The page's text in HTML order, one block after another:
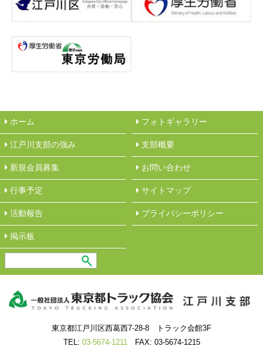
ホーム
江戸川支部の強み
新規会員募集
行事予定
活動報告
︎掲示板
フォトギャラリー
︎支部概要
︎お問い合わせ
サイトマップ
︎プライバシーポリシー
東京都江戸川区西葛西7-28-8 トラック会館3F
TEL: 03-5674-1211 FAX: 03-5674-1215